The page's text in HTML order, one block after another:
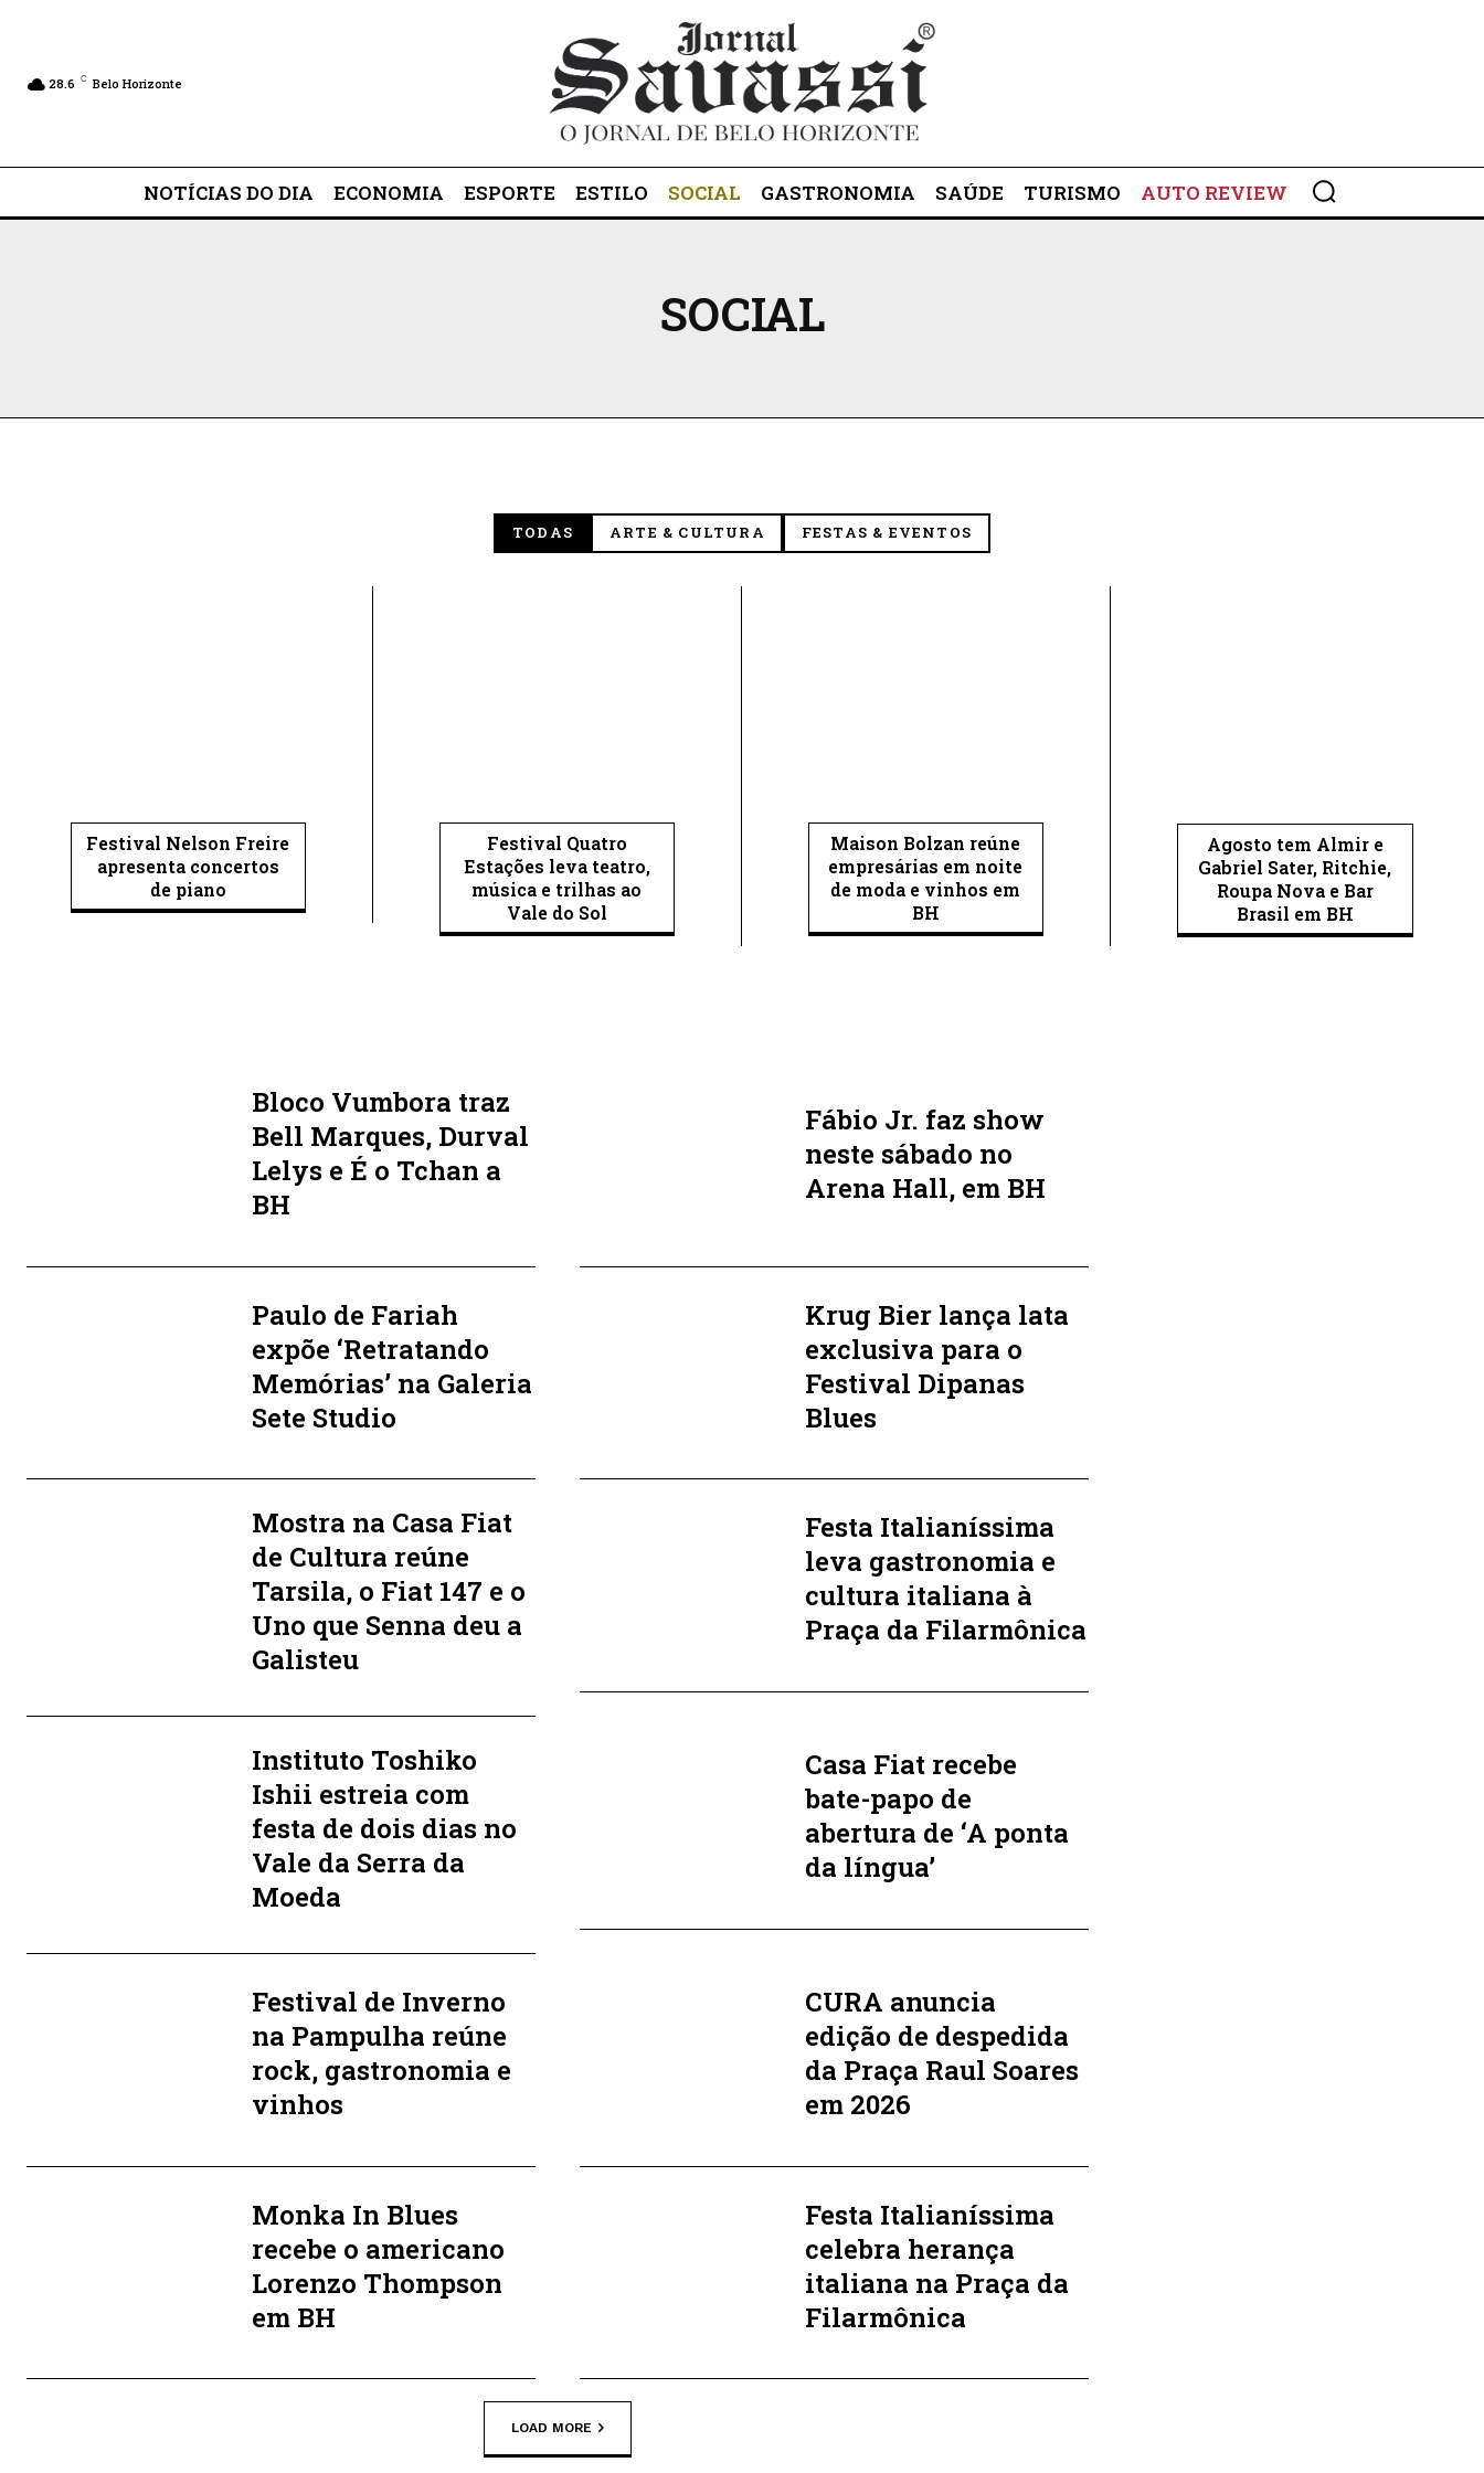
28.6 C Belo Horizonte
NOTÍCIAS DO DIA ECONOMIA ESPORTE ESTILO SOCIAL GASTRONOMIA SAÚDE TURISMO AUTO REVIEW
SOCIAL
TODAS ARTE & CULTURA FESTAS & EVENTOS
Festival Nelson Freire
apresenta concertos
de piano
Festival Quatro
Estações leva teatro,
música e trilhas ao
Vale do Sol
Maison Bolzan reúne
empresárias em noite
de moda e vinhos em
BH
Agosto tem Almir e
Gabriel Sater, Ritchie,
Roupa Nova e Bar
Brasil em BH
Bloco Vumbora traz
Bell Marques, Durval
Lelys e É o Tchan a
BH
Fábio Jr. faz show
neste sábado no
Arena Hall, em BH
Paulo de Fariah
expõe ‘Retratando
Memórias’ na Galeria
Sete Studio
Krug Bier lança lata
exclusiva para o
Festival Dipanas
Blues
Mostra na Casa Fiat
de Cultura reúne
Tarsila, o Fiat 147 e o
Uno que Senna deu a
Galisteu
Festa Italianíssima
leva gastronomia e
cultura italiana à
Praça da Filarmônica
Instituto Toshiko
Ishii estreia com
festa de dois dias no
Vale da Serra da
Moeda
Casa Fiat recebe
bate-papo de
abertura de ‘A ponta
da língua’
Festival de Inverno
na Pampulha reúne
rock, gastronomia e
vinhos
CURA anuncia
edição de despedida
da Praça Raul Soares
em 2026
Monka In Blues
recebe o americano
Lorenzo Thompson
em BH
Festa Italianíssima
celebra herança
italiana na Praça da
Filarmônica
LOAD MORE